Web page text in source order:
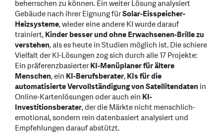
beherrschen zu können. Ein weiter Lösung analysiert
Gebäude nach ihrer Eignung fürSolar-Eisspeicher-
Heizsysteme, wieder eine andere KI wurde darauf
trainiert,Kinder besser und ohne Erwachsenen-Brille zu
verstehen, als es heute in Studien möglich ist. Die schiere
Vielfalt der KI-Lösungen zog sich durch alle 17 Projekte:
Ein präferenzbasierterKI-Menüplaner für ältere
Menschen, ein KI-Berufsberater,KIs für die
automatisierte Vervollständigung von Satellitendaten in
Online-Kartenlösungen oder auch ein KI-
Investitionsberater, der die Märkte nicht menschlich-
emotional, sondern rein datenbasiert analysiert und
Empfehlungen darauf abstützt.